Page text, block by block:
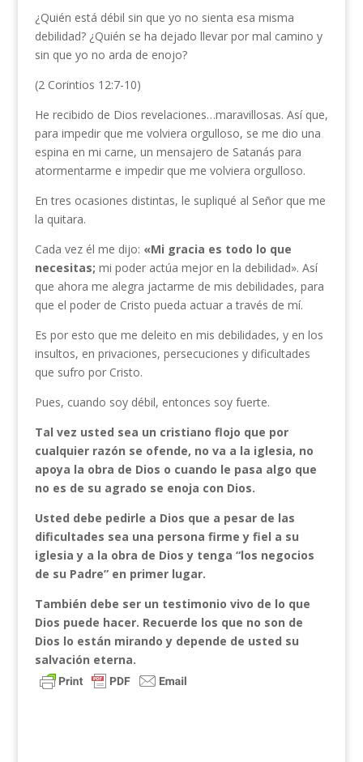
¿Quién está débil sin que yo no sienta esa misma
debilidad? ¿Quién se ha dejado llevar por mal camino y
sin que yo no arda de enojo?
(2 Corintios 12:7-10)
He recibido de Dios revelaciones…maravillosas. Así que,
para impedir que me volviera orgulloso, se me dio una
espina en mi carne, un mensajero de Satanás para
atormentarme e impedir que me volviera orgulloso.
En tres ocasiones distintas, le supliqué al Señor que me
la quitara.
Cada vez él me dijo: «Mi gracia es todo lo que
necesitas; mi poder actúa mejor en la debilidad». Así
que ahora me alegra jactarme de mis debilidades, para
que el poder de Cristo pueda actuar a través de mí.
Es por esto que me deleito en mis debilidades, y en los
insultos, en privaciones, persecuciones y dificultades
que sufro por Cristo.
Pues, cuando soy débil, entonces soy fuerte.
Tal vez usted sea un cristiano flojo que por
cualquier razón se ofende, no va a la iglesia, no
apoya la obra de Dios o cuando le pasa algo que
no es de su agrado se enoja con Dios.
Usted debe pedirle a Dios que a pesar de las
dificultades sea una persona firme y fiel a su
iglesia y a la obra de Dios y tenga “los negocios
de su Padre” en primer lugar.
También debe ser un testimonio vivo de lo que
Dios puede hacer. Recuerde los que no son de
Dios lo están mirando y depende de usted su
salvación eterna.